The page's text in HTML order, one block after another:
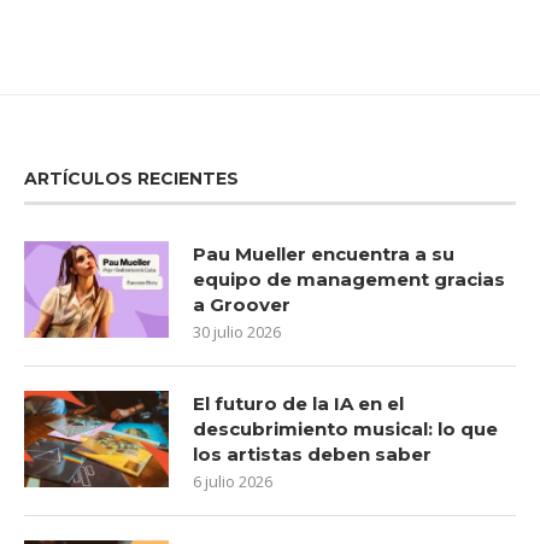
ARTÍCULOS RECIENTES
Pau Mueller encuentra a su
equipo de management gracias
a Groover
30 julio 2026
El futuro de la IA en el
descubrimiento musical: lo que
los artistas deben saber
6 julio 2026